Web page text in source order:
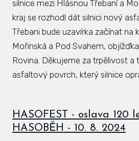
silnice mezi Hlásnou Třebaní a
kraj se rozhodl dát silnici nový
Třebani bude uzavírka začínat na
Mořinská a Pod Svahem,
Rovina. Děkujeme za trpělivost a
asfaltový povrch, který silnice
HASOFEST - oslava 120
HASOBĚH - 10. 8. 2024